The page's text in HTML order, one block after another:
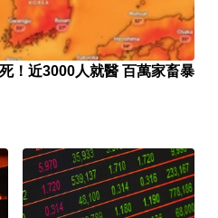
！近3000人就醫 百萬家畜暴